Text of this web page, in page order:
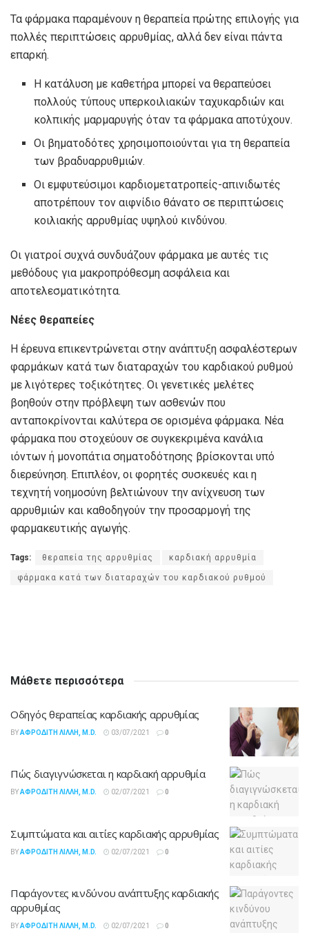
Τα φάρμακα παραμένουν η θεραπεία πρώτης επιλογής για
πολλές περιπτώσεις αρρυθμίας, αλλά δεν είναι πάντα
επαρκή.
Η κατάλυση με καθετήρα μπορεί να θεραπεύσει
πολλούς τύπους υπερκοιλιακών ταχυκαρδιών και
κολπικής μαρμαρυγής όταν τα φάρμακα αποτύχουν.
Οι βηματοδότες χρησιμοποιούνται για τη θεραπεία
των βραδυαρρυθμιών.
Οι εμφυτεύσιμοι καρδιομετατροπείς-απινιδωτές
αποτρέπουν τον αιφνίδιο θάνατο σε περιπτώσεις
κοιλιακής αρρυθμίας υψηλού κινδύνου.
Οι γιατροί συχνά συνδυάζουν φάρμακα με αυτές τις
μεθόδους για μακροπρόθεσμη ασφάλεια και
αποτελεσματικότητα.
Νέες θεραπείες
Η έρευνα επικεντρώνεται στην ανάπτυξη ασφαλέστερων
φαρμάκων κατά των διαταραχών του καρδιακού ρυθμού
με λιγότερες τοξικότητες. Οι γενετικές μελέτες
βοηθούν στην πρόβλεψη των ασθενών που
ανταποκρίνονται καλύτερα σε ορισμένα φάρμακα. Νέα
φάρμακα που στοχεύουν σε συγκεκριμένα κανάλια
ιόντων ή μονοπάτια σηματοδότησης βρίσκονται υπό
διερεύνηση. Επιπλέον, οι φορητές συσκευές και η
τεχνητή νοημοσύνη βελτιώνουν την ανίχνευση των
αρρυθμιών και καθοδηγούν την προσαρμογή της
φαρμακευτικής αγωγής.
Tags: θεραπεία της αρρυθμίας καρδιακή αρρυθμία
φάρμακα κατά των διαταραχών του καρδιακού ρυθμού
Μάθετε περισσότερα
Οδηγός θεραπείας καρδιακής αρρυθμίας
BYΑΦΡΟΔΊΤΗ ΛΙΛΛΉ, M.D. 03/07/2021 0
Πώς διαγιγνώσκεται η καρδιακή αρρυθμία
BYΑΦΡΟΔΊΤΗ ΛΙΛΛΉ, M.D. 02/07/2021 0
Συμπτώματα και αιτίες καρδιακής αρρυθμίας
BYΑΦΡΟΔΊΤΗ ΛΙΛΛΉ, M.D. 02/07/2021 0
Παράγοντες κινδύνου ανάπτυξης καρδιακής
αρρυθμίας
BYΑΦΡΟΔΊΤΗ ΛΙΛΛΉ, M.D. 02/07/2021 0